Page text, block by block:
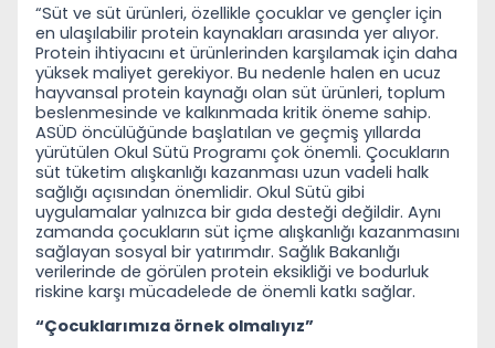
“Süt ve süt ürünleri, özellikle çocuklar ve gençler için
en ulaşılabilir protein kaynakları arasında yer alıyor.
Protein ihtiyacını et ürünlerinden karşılamak için daha
yüksek maliyet gerekiyor. Bu nedenle halen en ucuz
hayvansal protein kaynağı olan süt ürünleri, toplum
beslenmesinde ve kalkınmada kritik öneme sahip.
ASÜD öncülüğünde başlatılan ve geçmiş yıllarda
yürütülen Okul Sütü Programı çok önemli. Çocukların
süt tüketim alışkanlığı kazanması uzun vadeli halk
sağlığı açısından önemlidir. Okul Sütü gibi
uygulamalar yalnızca bir gıda desteği değildir. Aynı
zamanda çocukların süt içme alışkanlığı kazanmasını
sağlayan sosyal bir yatırımdır. Sağlık Bakanlığı
verilerinde de görülen protein eksikliği ve bodurluk
riskine karşı mücadelede de önemli katkı sağlar.
“Çocuklarımıza örnek olmalıyız”